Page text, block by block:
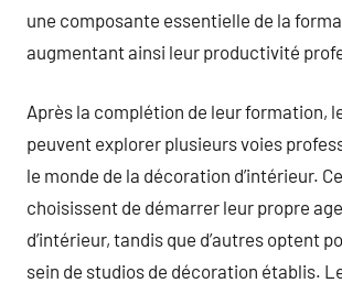
une composante essentielle de la
augmentant ainsi leur productivité
Après la complétion de leur formation,
peuvent explorer plusieurs voies
le monde de la décoration d’intérieur.
choisissent de démarrer leur propre
d’intérieur, tandis que d’autres optent
sein de studios de décoration établis.